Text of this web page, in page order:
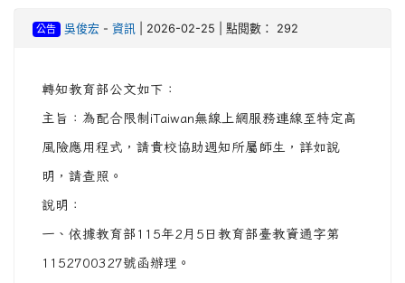
公告 吳俊宏 - 資訊 | 2026-02-25 | 點閱數： 292
轉知教育部公文如下：
主旨：為配合限制iTaiwan無線上網服務連線至特定高
風險應用程式，請貴校協助週知所屬師生，詳如說
明，請查照。
說明：
一、依據教育部115年2月5日教育部臺教資通字第
1152700327號函辦理。